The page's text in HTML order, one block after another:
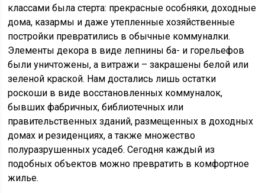
классами была стерта: прекрасные особняки, доходные
дома, казармы и даже утепленные хозяйственные
постройки превратились в обычные коммуналки.
Элементы декора в виде лепнины ба- и горельефов
были уничтожены, а витражи – закрашены белой или
зеленой краской. Нам достались лишь остатки
роскоши в виде восстановленных коммуналок,
бывших фабричных, библиотечных или
правительственных зданий, размещенных в доходных
домах и резиденциях, а также множество
полуразрушенных усадеб. Сегодня каждый из
подобных объектов можно превратить в комфортное
жилье.